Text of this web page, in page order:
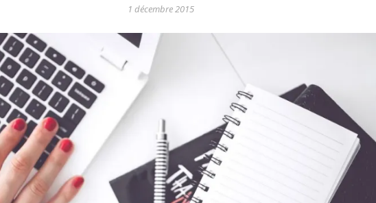
1 décembre 2015